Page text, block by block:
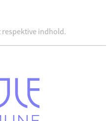
indhold.